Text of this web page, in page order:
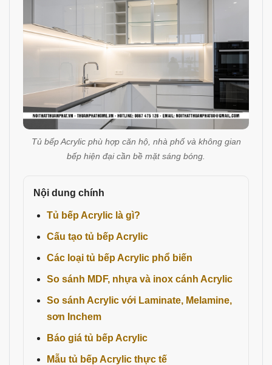
Tủ bếp Acrylic phù hợp căn hộ, nhà phố và không gian
bếp hiện đại cần bề mặt sáng bóng.
Nội dung chính
Tủ bếp Acrylic là gì?
Cấu tạo tủ bếp Acrylic
Các loại tủ bếp Acrylic phổ biến
So sánh MDF, nhựa và inox cánh Acrylic
So sánh Acrylic với Laminate, Melamine,
sơn Inchem
Báo giá tủ bếp Acrylic
Mẫu tủ bếp Acrylic thực tế